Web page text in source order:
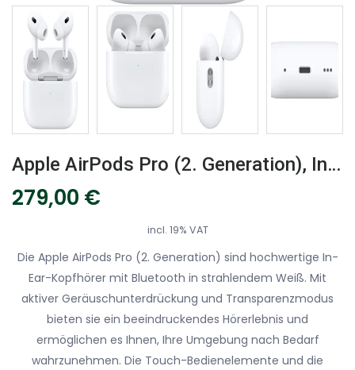
Apple AirPods Pro (2. Generation), In-Ear Kopfhörer Bluetooth Weiß
279,00 €
incl. 19% VAT
Die Apple AirPods Pro (2. Generation) sind hochwertige In-
Ear-Kopfhörer mit Bluetooth in strahlendem Weiß. Mit
aktiver Geräuschunterdrückung und Transparenzmodus
bieten sie ein beeindruckendes Hörerlebnis und
ermöglichen es Ihnen, Ihre Umgebung nach Bedarf
wahrzunehmen. Die Touch-Bedienelemente und die